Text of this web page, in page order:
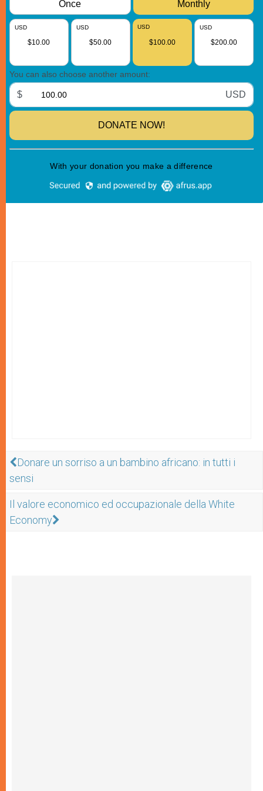
Donare un sorriso a un bambino africano: in tutti i
sensi
Il valore economico ed occupazionale della White
Economy